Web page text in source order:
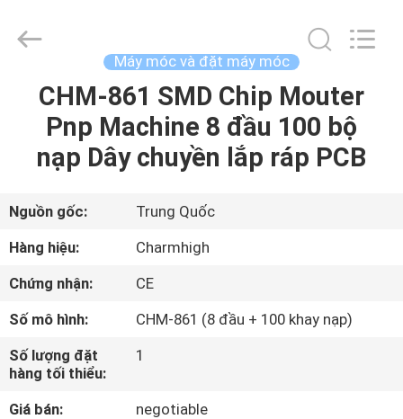
TRANG
CHỦ
SẢN
PHẨM
VỀ
CHÚNG
2026
Máy móc và đặt máy móc
CHM-861 SMD Chip Mouter
Pnp Machine 8 đầu 100 bộ
nạp Dây chuyền lắp ráp PCB
Nguồn gốc:
Trung Quốc
Hàng hiệu:
Charmhigh
Chứng nhận:
CE
Số mô hình:
CHM-861 (8 đầu + 100 khay nạp)
Số lượng đặt
hàng tối thiểu:
1
Giá bán:
negotiable